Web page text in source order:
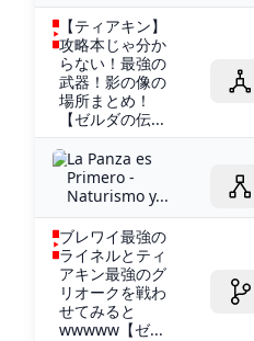
【ティアキン】
攻略本じゃ分か
らない！最強の
武器！影の像の
場所まとめ！
【ゼルダの伝...
La Panza es
Primero -
Naturismo y...
ブレワイ最強の
ライネルとティ
アキン最強のグ
リオークを戦わ
せてみると
wwwww【ゼ...